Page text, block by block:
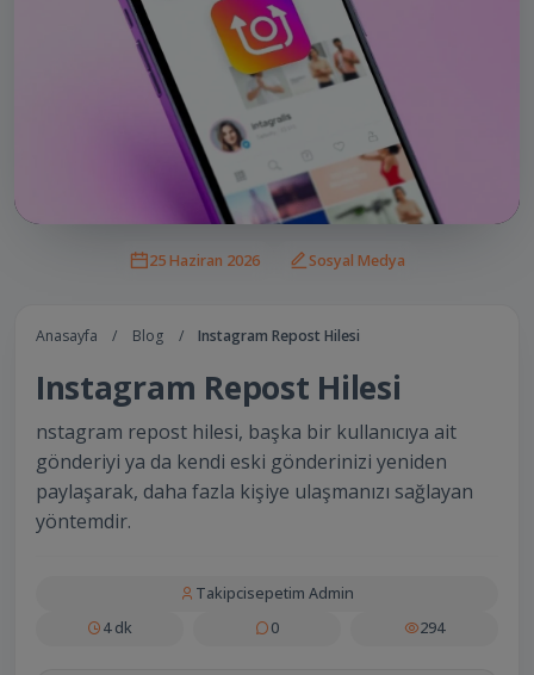
25 Haziran 2026 Sosyal Medya
Anasayfa / Blog / Instagram Repost Hilesi
Instagram Repost Hilesi
nstagram repost hilesi, başka bir kullanıcıya ait
gönderiyi ya da kendi eski gönderinizi yeniden
paylaşarak, daha fazla kişiye ulaşmanızı sağlayan
yöntemdir.
Takipcisepetim Admin
4 dk
0 294